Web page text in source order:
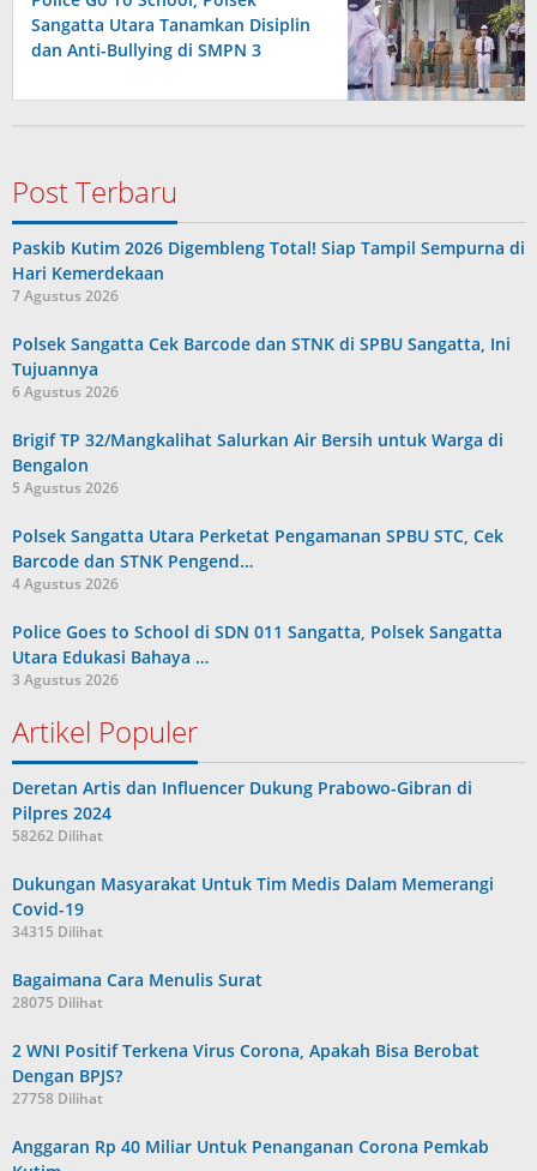
Sangatta Utara Tanamkan Disiplin
dan Anti-Bullying di SMPN 3
Post Terbaru
Paskib Kutim 2026 Digembleng Total! Siap Tampil Sempurna di
Hari Kemerdekaan
7 Agustus 2026
Polsek Sangatta Cek Barcode dan STNK di SPBU Sangatta, Ini
Tujuannya
6 Agustus 2026
Brigif TP 32/Mangkalihat Salurkan Air Bersih untuk Warga di
Bengalon
5 Agustus 2026
Polsek Sangatta Utara Perketat Pengamanan SPBU STC, Cek
Barcode dan STNK Pengend…
4 Agustus 2026
Police Goes to School di SDN 011 Sangatta, Polsek Sangatta
Utara Edukasi Bahaya …
3 Agustus 2026
Artikel Populer
Deretan Artis dan Influencer Dukung Prabowo-Gibran di
Pilpres 2024
58262 Dilihat
Dukungan Masyarakat Untuk Tim Medis Dalam Memerangi
Covid-19
34315 Dilihat
Bagaimana Cara Menulis Surat
28075 Dilihat
2 WNI Positif Terkena Virus Corona, Apakah Bisa Berobat
Dengan BPJS?
27758 Dilihat
Anggaran Rp 40 Miliar Untuk Penanganan Corona Pemkab